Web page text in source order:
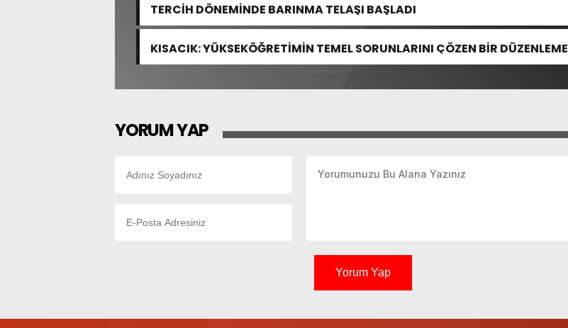
TERCİH DÖNEMİNDE BARINMA TELAŞI BAŞLADI
KISACIK: YÜKSEKÖĞRETİMİN TEMEL SORUNLARINI ÇÖZEN BİR DÜZENLEME
YOK
YORUM YAP
Yorum Yap